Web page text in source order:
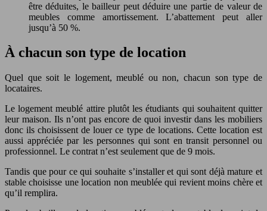
être déduites, le bailleur peut déduire une partie de valeur de
meubles comme amortissement. L’abattement peut aller
jusqu’à 50 %.
À chacun son type de location
Quel que soit le logement, meublé ou non, chacun son type de
locataires.
Le logement meublé attire plutôt les étudiants qui souhaitent quitter
leur maison. Ils n’ont pas encore de quoi investir dans les mobiliers
donc ils choisissent de louer ce type de locations. Cette location est
aussi appréciée par les personnes qui sont en transit personnel ou
professionnel. Le contrat n’est seulement que de 9 mois.
Tandis que pour ce qui souhaite s’installer et qui sont déjà mature et
stable choisisse une location non meublée qui revient moins chère et
qu’il remplira.